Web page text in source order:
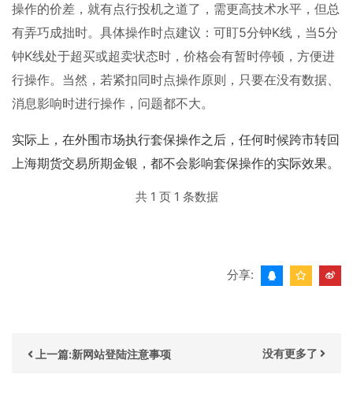
操作的价差，就有点行投机之道了，需更高技术水平，但总
有弄巧成拙时。具体操作时点建议：可盯5分钟K线，当5分
钟K线处于超买或超卖状态时，价格会有暂时停顿，方便进
行操作。当然，若紧扣同时点操作原则，只要在没有数据、
消息影响时进行操作，问题都不大。
实际上，在外围市场执行套保操作之后，任何时候跨市转回
上海期货交易所期金银，都不会影响套保操作的实际效果。
共 1 页 1 条数据
分享:
上一篇:新网站登陆注意事项 没有更多了